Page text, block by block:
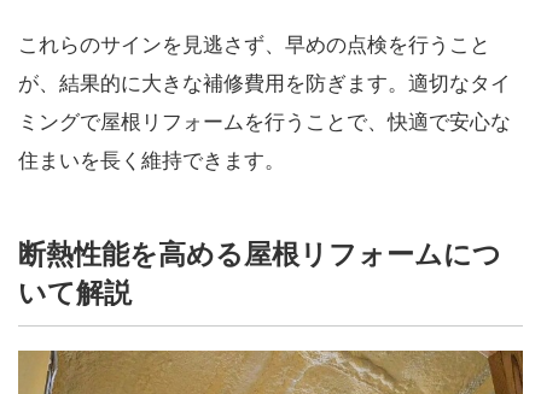
これらのサインを見逃さず、早めの点検を行うこと
が、結果的に大きな補修費用を防ぎます。適切なタイ
ミングで屋根リフォームを行うことで、快適で安心な
住まいを長く維持できます。
断熱性能を高める屋根リフォームにつ
いて解説